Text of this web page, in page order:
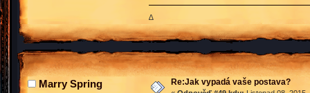
∆
Marry Spring Re:Jak vypadá vaše postava?